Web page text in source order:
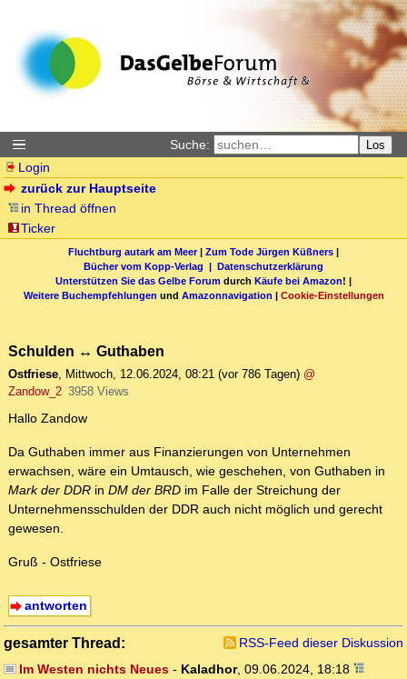
Suche: Los
Login
zurück zur Hauptseite
in Thread öffnen
Ticker
Fluchtburg autark am Meer| Zum Tode Jürgen Küßners |
Bücher vom Kopp-Verlag | Datenschutzerklärung
Unterstützen Sie das Gelbe Forum durch Käufe bei Amazon! |
Weitere Buchempfehlungen und Amazonnavigation | Cookie-Einstellungen
Schulden ↔ Guthaben
Ostfriese, Mittwoch, 12.06.2024, 08:21 (vor 786 Tagen) @
Zandow_2 3958 Views
Hallo Zandow
Da Guthaben immer aus Finanzierungen von Unternehmen
erwachsen, wäre ein Umtausch, wie geschehen, von Guthaben in
Mark der DDR in DM der BRD im Falle der Streichung der
Unternehmensschulden der DDR auch nicht möglich und gerecht
gewesen.
Gruß - Ostfriese
antworten
gesamter Thread:
RSS-Feed dieser Diskussion
Im Westen nichts Neues- Kaladhor, 09.06.2024, 18:18